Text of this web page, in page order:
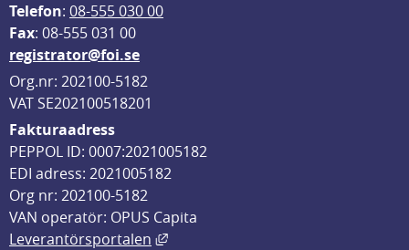
Telefon: 08-555 030 00
Fax: 08-555 031 00
registrator@foi.se
Org.nr: 202100-5182
VAT SE202100518201
Fakturaadress
PEPPOL ID: 0007:2021005182
EDI adress: 2021005182
Org nr: 202100-5182
VAN operatör: OPUS Capita
Leverantörsportalen
Länk till annan webbplats, öppnas